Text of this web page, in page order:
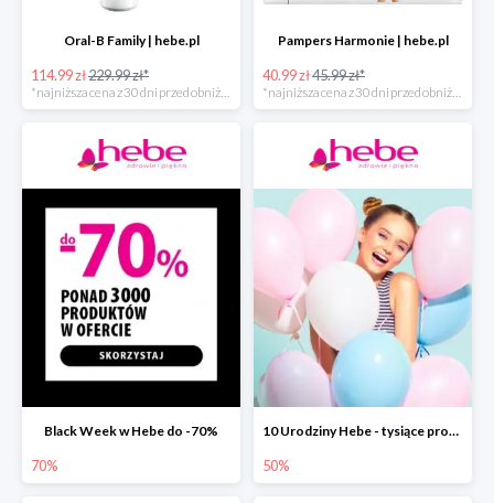
Oral-B Family | hebe.pl
114.99 zł229.99 zł*
Pampers Harmonie | hebe.pl
40.99 zł45.99 zł*
Black Week w Hebe do -70%
70%
10 Urodziny Hebe - tysiące produktów do -50%
50%